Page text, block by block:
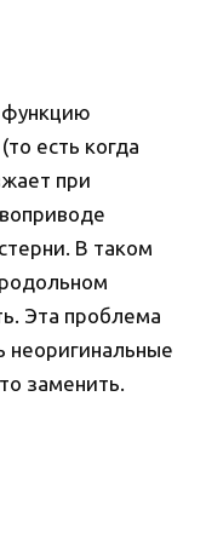
функцию
есть когда
при
В таком
Эта проблема
неоригинальные
заменить.